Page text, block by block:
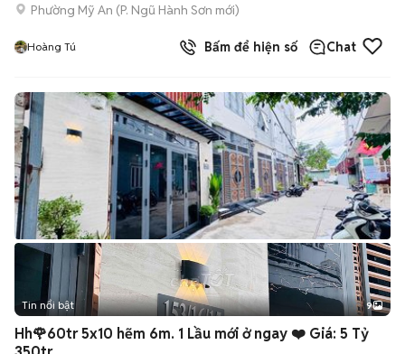
Phường Mỹ An (P. Ngũ Hành Sơn mới)
Hoàng Tú Bấm để hiện số Chat
+2
Tin nổi bật 9
Hh🌹60tr 5x10 hẽm 6m. 1 Lầu mới ở ngay ❤️ Giá: 5 Tỷ